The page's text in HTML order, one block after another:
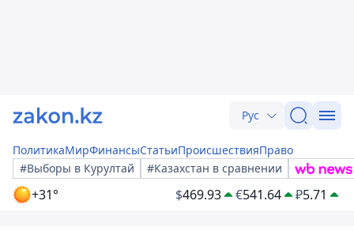
Рус
ПолитикаМирФинансыСтатьиПроисшествияПраво
#Выборы в Курултай
#Казахстан в сравнении
+31° $469.93 €541.64 ₽5.71